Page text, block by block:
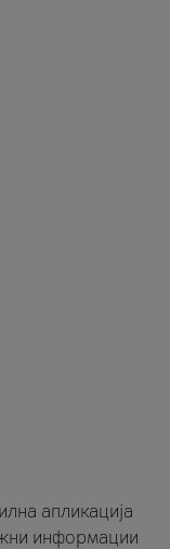
апликација
информации